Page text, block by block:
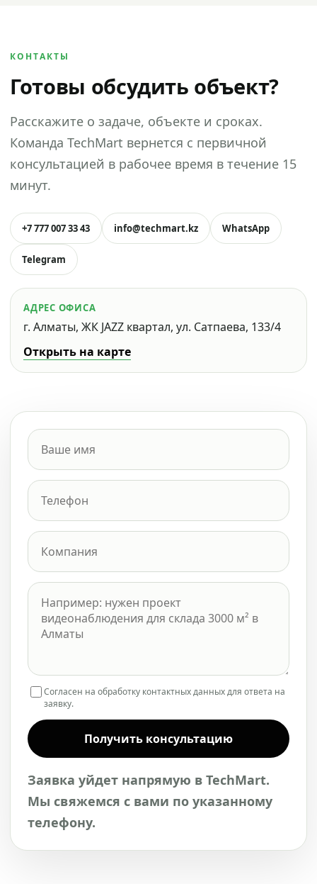
КОНТАКТЫ
Готовы обсудить объект?
Расскажите о задаче, объекте и сроках.
Команда TechMart вернется с первичной
консультацией в рабочее время в течение 15
минут.
+7 777 007 33 43 info@techmart.kz WhatsApp
Telegram
АДРЕС ОФИСА
г. Алматы, ЖК JAZZ квартал, ул. Сатпаева, 133/4
Открыть на карте
Согласен на обработку контактных данных для ответа на
заявку.
Получить консультацию
Заявка уйдет напрямую в TechMart.
Мы свяжемся с вами по указанному
телефону.